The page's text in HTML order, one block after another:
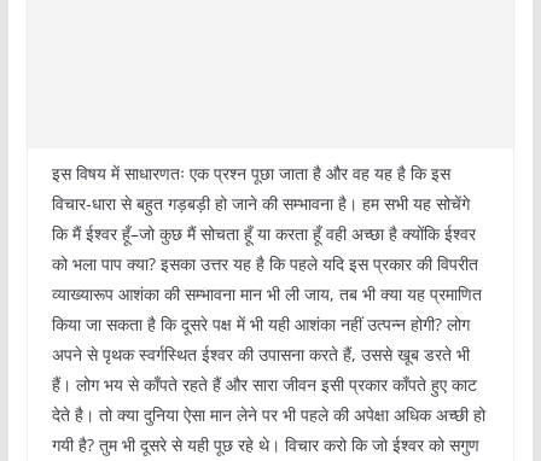
इस विषय में साधारणतः एक प्रश्न पूछा जाता है और वह यह है कि इस
विचार-धारा से बहुत गड़बड़ी हो जाने की सम्भावना है। हम सभी यह सोचेंगे
कि मैं ईश्वर हूँ–जो कुछ मैं सोचता हूँ या करता हूँ वही अच्छा है क्योंकि ईश्वर
को भला पाप क्या? इसका उत्तर यह है कि पहले यदि इस प्रकार की विपरीत
व्याख्यारूप आशंका की सम्भावना मान भी ली जाय, तब भी क्या यह प्रमाणित
किया जा सकता है कि दूसरे पक्ष में भी यही आशंका नहीं उत्पन्न होगी? लोग
अपने से पृथक स्वर्गस्थित ईश्वर की उपासना करते हैं, उससे खूब डरते भी
हैं। लोग भय से काँपते रहते हैं और सारा जीवन इसी प्रकार काँपते हुए काट
देते है। तो क्या दुनिया ऐसा मान लेने पर भी पहले की अपेक्षा अधिक अच्छी हो
गयी है? तुम भी दूसरे से यही पूछ रहे थे। विचार करो कि जो ईश्वर को सगुण